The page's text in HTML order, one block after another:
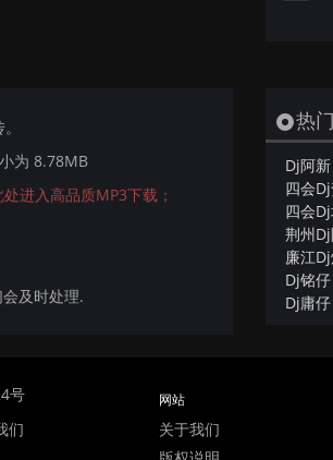
为 8.78MB
进入高品质MP3下载；
及时处理.
热
Dj阿新
四会
四会
荆州
廉江
Dj铭仔
Dj庸仔
号
们
网站
关于我们